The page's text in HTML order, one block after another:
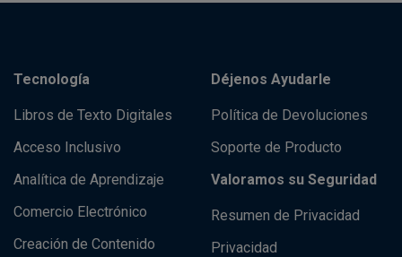
Tecnología
Libros de Texto Digitales
Acceso Inclusivo
Analítica de Aprendizaje
Comercio Electrónico
Creación de Contenido
Déjenos Ayudarle
Política de Devoluciones
Soporte de Producto
Valoramos su Seguridad
Resumen de Privacidad
Privacidad